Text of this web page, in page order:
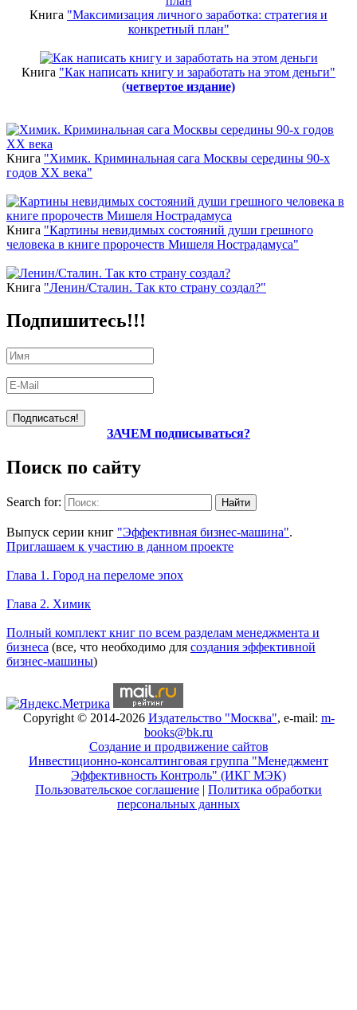
Книга "Максимизация личного заработка: стратегия и
конкретный план"
Книга "Как написать книгу и заработать на этом деньги"
(четвертое издание)
Книга "Химик. Криминальная сага Москвы середины 90-х
годов ХХ века"
Книга "Картины невидимых состояний души грешного
человека в книге пророчеств Мишеля Нострадамуса"
Книга "Ленин/Сталин. Так кто страну создал?"
Подпишитесь!!!
ЗАЧЕМ подписываться?
Поиск по сайту
Search for:
Выпуск серии книг "Эффективная бизнес-машина".
Приглашаем к участию в данном проекте
Глава 1. Город на переломе эпох
Глава 2. Химик
Полный комплект книг по всем разделам менеджмента и
бизнеса (все, что необходимо для создания эффективной
бизнес-машины)
Copyright © 2014-2026 Издательство "Москва", e-mail: m-
books@bk.ru
Создание и продвижение сайтов
Инвестиционно-консалтинговая группа "Менеджмент
Эффективность Контроль" (ИКГ МЭК)
Пользовательское соглашение | Политика обработки
персональных данных